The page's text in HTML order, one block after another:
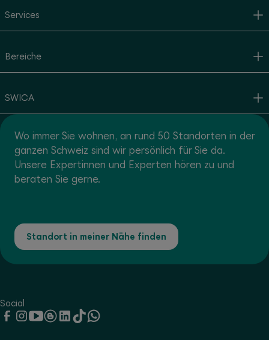
Services
Bereiche
SWICA
Wo immer Sie wohnen, an rund 50 Standorten in der
ganzen Schweiz sind wir persönlich für Sie da.
Unsere Expertinnen und Experten hören zu und
beraten Sie gerne.
Standort in meiner Nähe finden
Social